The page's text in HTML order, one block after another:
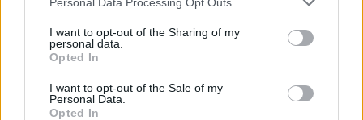
I want to opt-out of the Sharing of my
personal data.
Opted In
I want to opt-out of the Sale of my
Personal Data.
Opted In
január 2024
december 2023
november 2023